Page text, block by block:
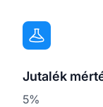
Jutalék
5%